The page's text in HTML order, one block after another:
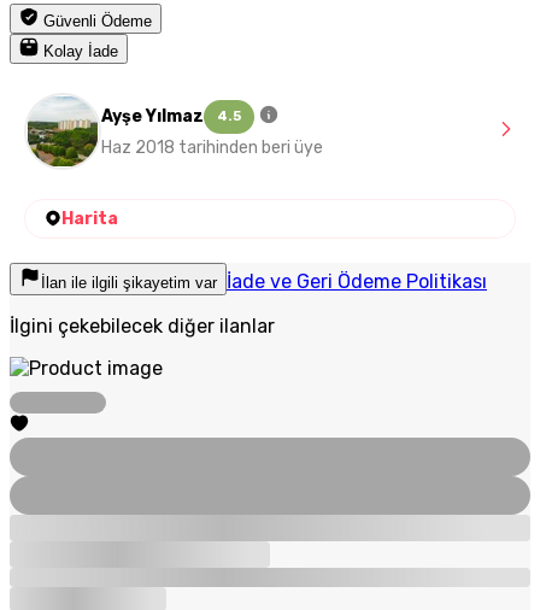
Güvenli Ödeme
Kolay İade
Ayşe Yılmaz 4.5
Haz 2018 tarihinden beri üye
Harita
İlan ile ilgili şikayetim var İade ve Geri Ödeme Politikası
İlgini çekebilecek diğer ilanlar